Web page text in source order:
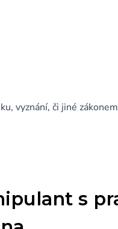
vyznání, či jiné zákonem